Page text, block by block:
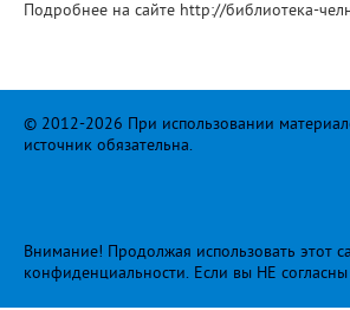
Подробнее на сайте http://библиотека-
© 2012-2026 При использовании
источник обязательна.
Внимание! Продолжая использовать этот
конфиденциальности. Если вы НЕ